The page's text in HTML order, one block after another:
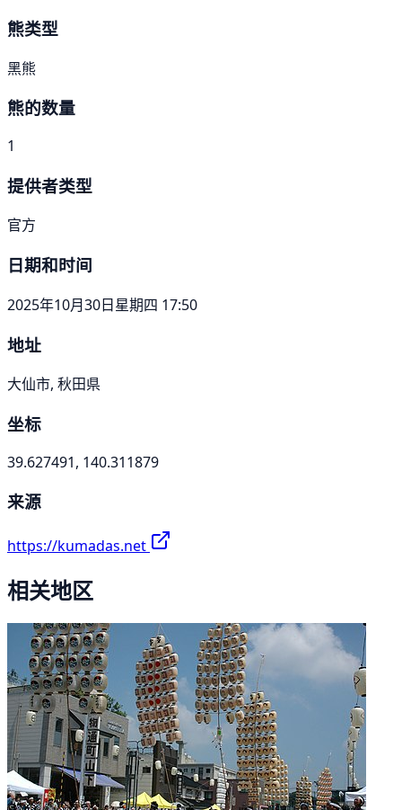
熊类型
黑熊
熊的数量
1
提供者类型
官方
日期和时间
2025年10月30日星期四 17:50
地址
大仙市, 秋田県
坐标
39.627491, 140.311879
来源
https://kumadas.net
相关地区